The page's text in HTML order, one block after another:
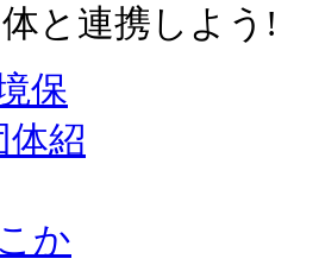
と連携しよう!